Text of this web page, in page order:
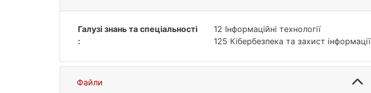
Галузі знань та спеціальності
:
12 Інформаційні технології
125 Кібербезпека та захист інформації
Файли